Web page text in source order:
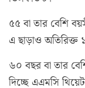
৫৫ বা তার বেশি
এ ছাড়াও
৬০ বছর বা তার
দিচ্ছে এএমসি